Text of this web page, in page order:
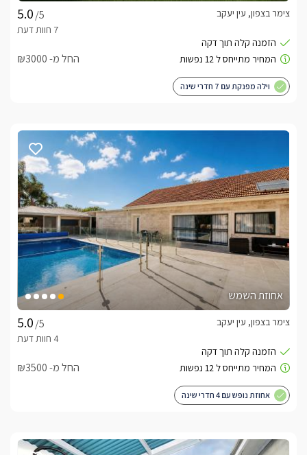
/5
צימר בצפון, עין יעקב
החל מ- ₪3000
וילה מפנקת עם 7 חדרי שינה
אחוזת השמש
/5
צימר בצפון, עין יעקב
החל מ- ₪3500
אחוזת נופש עם 4 חדרי שינה